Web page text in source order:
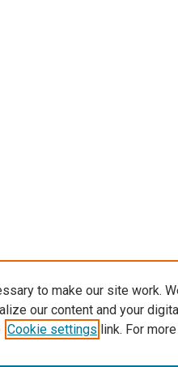
to make our site work.
our content and your
Cookie settings link. For